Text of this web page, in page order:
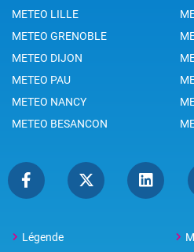
METEO LILLE
METEO GRENOBLE
METEO DIJON
METEO PAU
METEO NANCY
METEO BESANCON
Légende